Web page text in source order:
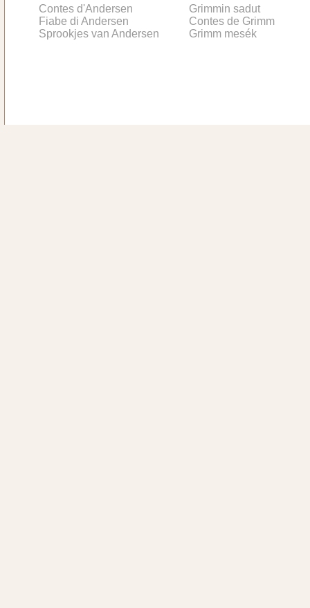
Contes d'Andersen
Fiabe di Andersen
Sprookjes van Andersen
Grimmin sadut
Contes de Grimm
Grimm mesék